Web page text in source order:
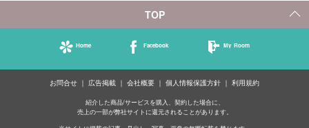
TOP
Home Facebook My Room
お問合せ 広告掲載 会社概要 個人情報保護方針 利用規約
紹介した商品/サービスを購入、契約した場合に、
売上の一部が弊社サイトに還元されることがあります。